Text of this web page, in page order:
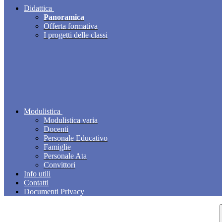
Didattica
Panoramica
Offerta formativa
I progetti delle classi
Modulistica
Modulistica varia
Docenti
Personale Educativo
Famiglie
Personale Ata
Convittori
Info utili
Contatti
Documenti Privacy